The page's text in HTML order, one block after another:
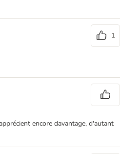
1
encore davantage, d'autant